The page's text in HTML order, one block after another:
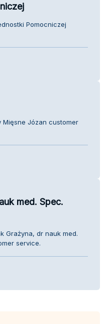
Pomocniczej
Mięsne Józan customer
med. Spec.
Grażyna, dr nauk med.
service.